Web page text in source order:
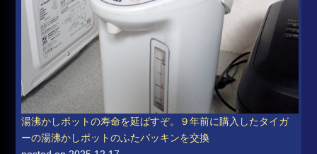
湯沸かしポットの寿命を延ばすぞ。９年前に購入したタイガ
ーの湯沸かしポットのふたパッキンを交換